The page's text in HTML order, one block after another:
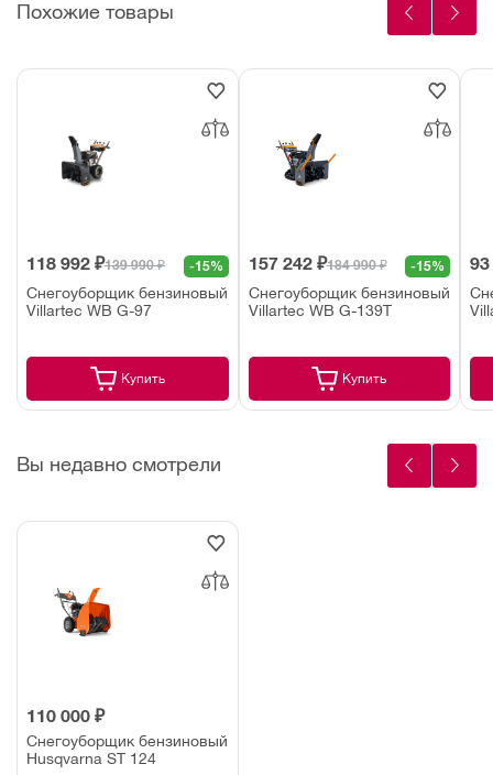
Похожие товары
118 992 ₽139 990 ₽ -15%
Снегоуборщик бензиновый
Villartec WB G-97
Купить
157 242 ₽184 990 ₽ -15%
Снегоуборщик бензиновый
Villartec WB G-139T
Купить
93
Вы недавно смотрели
110 000 ₽
Снегоуборщик бензиновый
Husqvarna ST 124